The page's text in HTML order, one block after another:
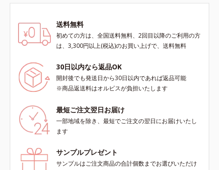
送料無料
初めての方は、全国送料無料、2回目以降のご利用の方
は、3,300円以上(税込)のお買い上げで、送料無料
30日以内なら返品OK
開封後でも発送日から30日以内であれば返品可能
※商品返送料はオルビスが負担いたします
最短ご注文翌日お届け
一部地域を除き、最短でご注文の翌日にお届けいたし
ます
サンプルプレゼント
サンプルはご注文商品の合計個数までお選びいただけ